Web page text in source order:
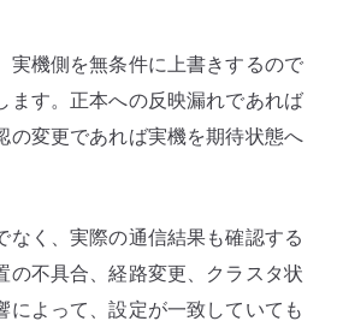
実機側を無条件に上書きするので
ます。正本への反映漏れであれば
の変更であれば実機を期待状態へ
なく、実際の通信結果も確認する
の不具合、経路変更、クラスタ状
によって、設定が一致していても